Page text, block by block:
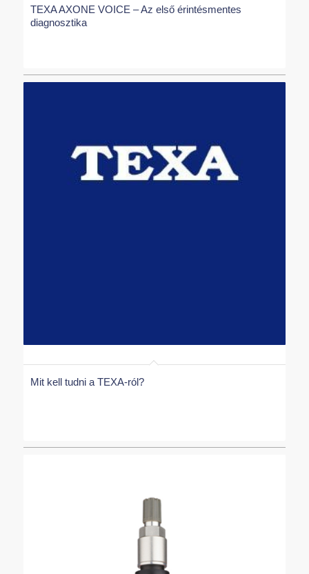
TEXA AXONE VOICE – Az első érintésmentes
diagnosztika
Mit kell tudni a TEXA-ról?